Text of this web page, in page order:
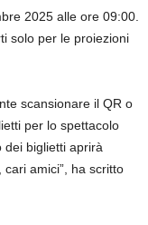
2025 alle ore 09:00.
solo per le proiezioni
scansionare il QR o
per lo spettacolo
dei biglietti aprirà
amici”, ha scritto